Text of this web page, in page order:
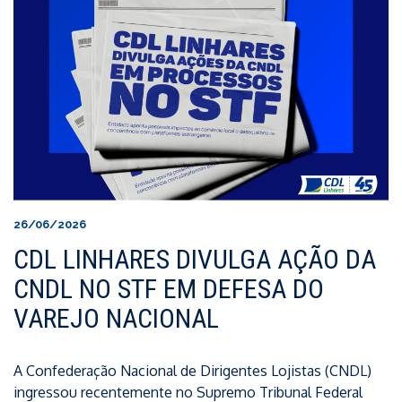
26/06/2026
CDL LINHARES DIVULGA AÇÃO DA
CNDL NO STF EM DEFESA DO
VAREJO NACIONAL
A Confederação Nacional de Dirigentes Lojistas (CNDL)
ingressou recentemente no Supremo Tribunal Federal